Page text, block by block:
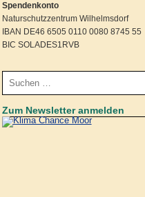
Spendenkonto
Naturschutzzentrum Wilhelmsdorf
IBAN DE46 6505 0110 0080 8745 55
BIC SOLADES1RVB
Zum Newsletter anmelden